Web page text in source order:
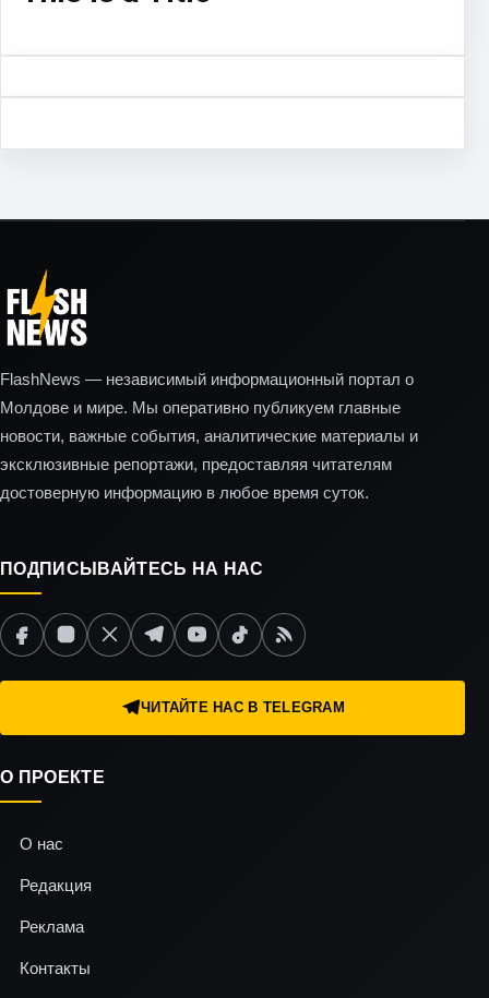
FlashNews — независимый информационный портал о
Молдове и мире. Мы оперативно публикуем главные
новости, важные события, аналитические материалы и
эксклюзивные репортажи, предоставляя читателям
достоверную информацию в любое время суток.
ПОДПИСЫВАЙТЕСЬ НА НАС
ЧИТАЙТЕ НАС В TELEGRAM
О ПРОЕКТЕ
О нас
Редакция
Реклама
Контакты